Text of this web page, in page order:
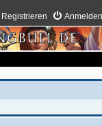
Registrieren